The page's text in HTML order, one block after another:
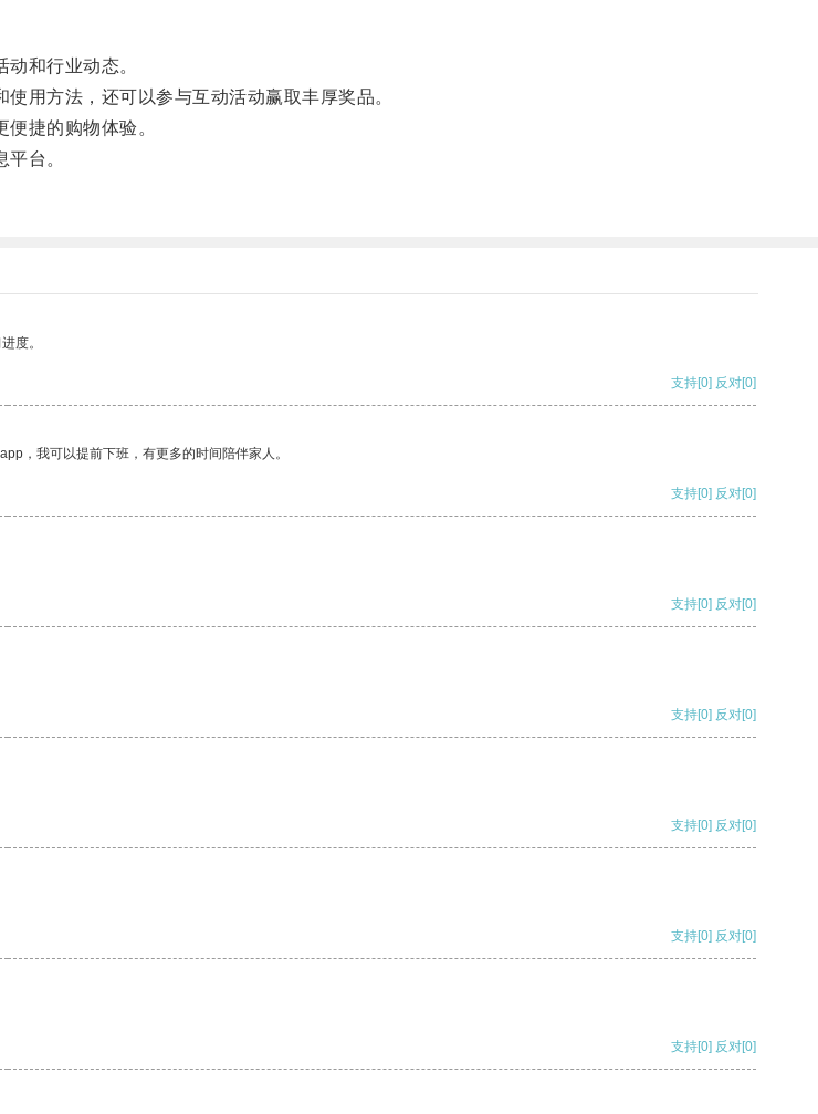
和行业动态。
用方法，还可以参与互动活动赢取丰厚奖品。
捷的购物体验。
台。
度。
支持[0] 反对[0]
，我可以提前下班，有更多的时间陪伴家人。
支持[0] 反对[0]
支持[0] 反对[0]
支持[0] 反对[0]
支持[0] 反对[0]
支持[0] 反对[0]
支持[0] 反对[0]